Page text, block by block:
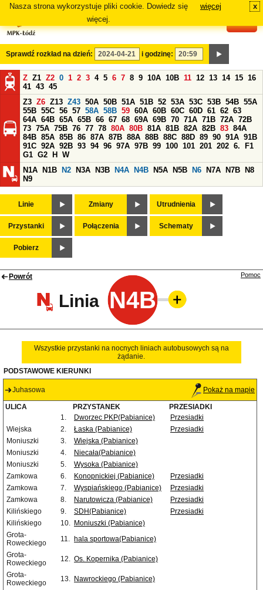
Nasza strona wykorzystuje pliki cookie. Dowiedz się
więcej.
więcej x
Sprawdź rozkład na dzień: i godzinę:
Z Z1 Z2 0 1 2 3 4 5 6 7 8 9 10A 10B 11 12 13 14 15 16
41 43 45
Z3 Z6 Z13 Z43 50A 50B 51A 51B 52 53A 53C 53B 54B 55A
55B 55C 56 57 58A 58B 59 60A 60B 60C 60D 61 62 63
64A 64B 65A 65B 66 67 68 69A 69B 70 71A 71B 72A 72B
73 75A 75B 76 77 78 80A 80B 81A 81B 82A 82B 83 84A
84B 85A 85B 86 87A 87B 88A 88B 88C 88D 89 90 91A 91B
91C 92A 92B 93 94 96 97A 97B 99 100 101 201 202 6.
F1
G1 G2 H
W
N1A
N1B N2 N3A N3B N4A N4B N5A N5B N6 N7A N7B
N8
N9
Linie Zmiany Utrudnienia
Przystanki Połączenia Schematy
Pobierz
Powrót
Linia N4B
Pomoc
Wszystkie przystanki na nocnych liniach autobusowych są na
żądanie.
PODSTAWOWE KIERUNKI
Juhasowa Pokaż na mapie
ULICA PRZYSTANEK
PRZESIADKI
1.
Dworzec PKP(Pabianice)
Przesiadki
Wiejska
2. Łaska (Pabianice)
Przesiadki
Moniuszki
3.
Wiejska (Pabianice)
Moniuszki
4.
Niecała(Pabianice)
Moniuszki
5.
Wysoka (Pabianice)
Zamkowa
6. Konopnickiej (Pabianice)
Przesiadki
Zamkowa
7. Wyspiańskiego (Pabianice)
Przesiadki
Zamkowa
8. Narutowicza (Pabianice)
Przesiadki
Kilińskiego
9. SDH(Pabianice)
Przesiadki
Kilińskiego
10. Moniuszki (Pabianice)
Grota-
Roweckiego
11. hala sportowa(Pabianice)
Grota-
Roweckiego
12. Os. Kopernika (Pabianice)
Grota-
Roweckiego
13. Nawrockiego (Pabianice)